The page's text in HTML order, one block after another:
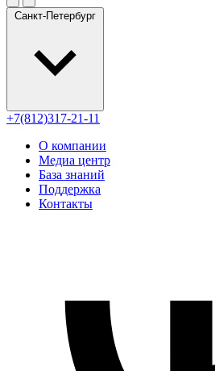
Санкт-Петербург
+7(812)317-21-11
О компании
Медиа центр
База знаний
Поддержка
Контакты